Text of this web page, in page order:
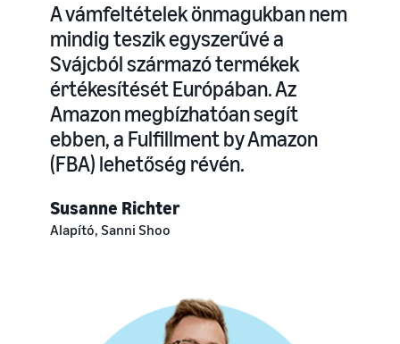
A vámfeltételek önmagukban nem
mindig teszik egyszerűvé a
Svájcból származó termékek
értékesítését Európában. Az
Amazon megbízhatóan segít
ebben, a Fulfillment by Amazon
(FBA) lehetőség révén.
Susanne Richter
Alapító, Sanni Shoo